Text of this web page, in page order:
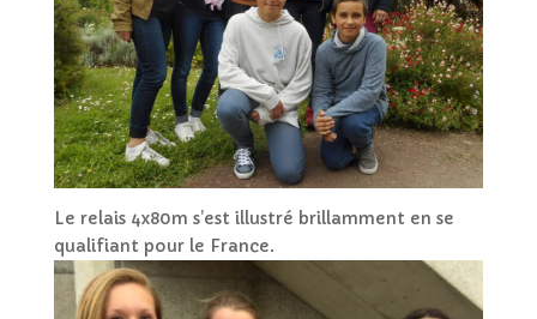
Le relais 4x80m s’est illustré brillamment en se
qualifiant pour le France.